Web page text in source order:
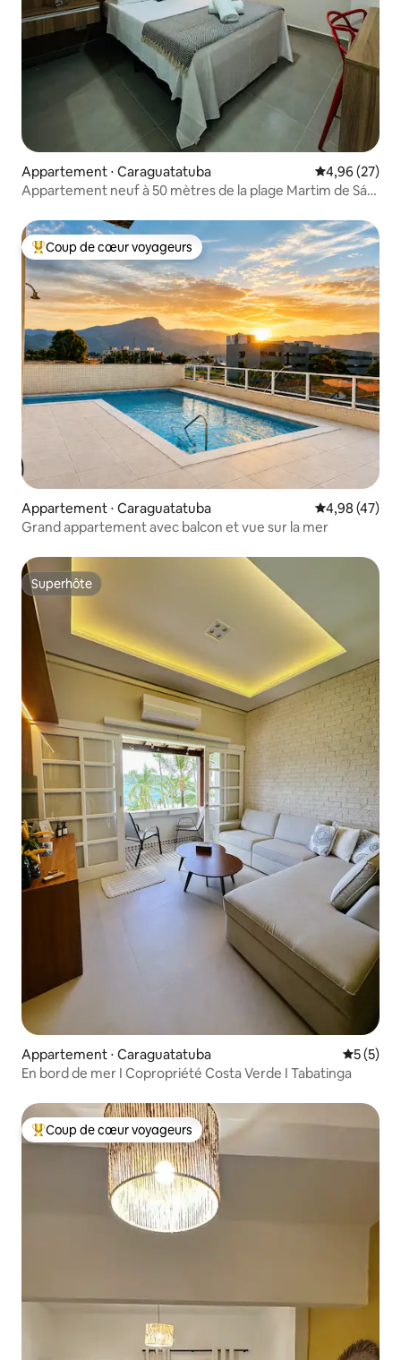
Appartement ⋅ Caraguatatuba Évaluation
4,96 (27)
Appartement neuf à 50 mètres de la plage Martim de Sá
Coups de cœur voyageurs les plus appréciés
Coup de cœur voyageurs
Appartement ⋅ Caraguatatuba Évaluation
4,98 (47)
Grand appartement avec balcon et vue sur la mer
Superhôte
Superhôte
Appartement ⋅ Caraguatatuba
5 (5)
En bord de mer I Copropriété Costa Verde I Tabatinga
Coups de cœur voyageurs les plus appréciés
Coup de cœur voyageurs